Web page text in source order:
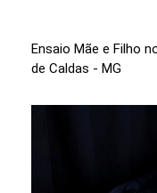
Ensaio Mãe e Filho
de Caldas - MG